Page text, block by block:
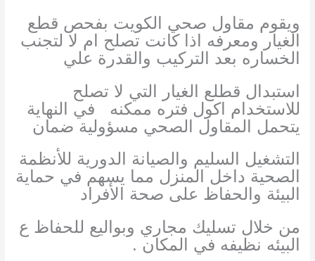
ويقوم مقاول صحي الكويت بفحص قطع
الغيار ومعرفه اذا كانت تصلح ام لا لتجنب
الخساره بعد التركيب والقدرة علي
استبدال قطلع الغيار التي لا تصلح
للاستخدام اكول فتره ممكنه
في النهاية
يتحمل المقاول الصحي مسؤولية ضمان
التشغيل السليم والصيانة الدورية للأنظمة
الصحية داخل المنزل مما يسهم في حماية
البيئة والحفاظ على صحة الأفراد
من خلال تسليك مجاري وبواليع للحفاظ ع
البيئه نظيفه في المكان .